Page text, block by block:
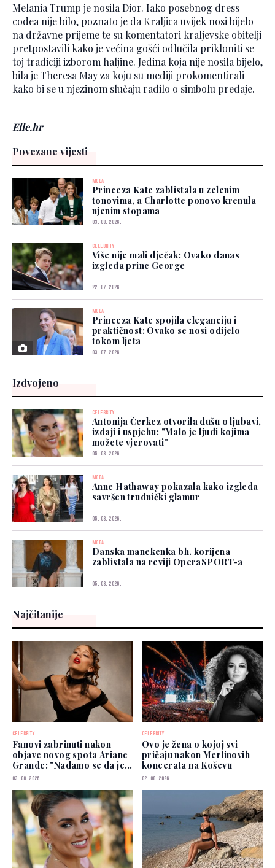
Melania Trump je nosila Dior. Iako posebnog dress
codea nije bilo, poznato je da Kraljica uvijek nosi bijelo
na državne prijeme te su komentatori kraljevske obitelji
pretpostavili kako je većina gošći odlučila prikloniti se
toj tradiciji izborom haljine. Jedina koja nije nosila bijelo,
bila je Theresa May za koju su mediji prokomentirali
kako bi se u njezinom slučaju radilo o simbolu predaje.
Elle.hr
Povezane vijesti
MODA
Princeza Kate zablistala u zelenim
tonovima, a Charlotte ponovo krenula
njenim stopama
03. 08. 2026.
CELEBRITY
Više nije mali dječak: Ovako danas
izgleda princ George
22. 07. 2026.
MODA
Princeza Kate spojila eleganciju i
praktičnost: Ovako se nosi odijelo
tokom ljeta
03. 07. 2026.
Izdvojeno
CELEBRITY
Antonija Čerkez otvorila dušu o ljubavi,
izdaji i uspjehu: "Malo je ljudi kojima
možete vjerovati"
05. 08. 2026.
MODA
Anne Hathaway pokazala kako izgleda
savršen trudnički glamur
05. 08. 2026.
MODA
Danska manekenka bh. korijena
zablistala na reviji OperaSPORT-a
05. 08. 2026.
Najčitanije
CELEBRITY
Fanovi zabrinuti nakon
objave novog spota Ariane
Grande: "Nadamo se da je
dobro"
03. 08. 2026.
CELEBRITY
Ovo je žena o kojoj svi
pričaju nakon Merlinovih
koncerata na Koševu
02. 08. 2026.